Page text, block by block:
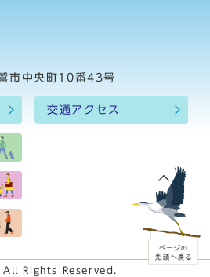
市中央町10番43号
交通アクセス
Rights Reserved.